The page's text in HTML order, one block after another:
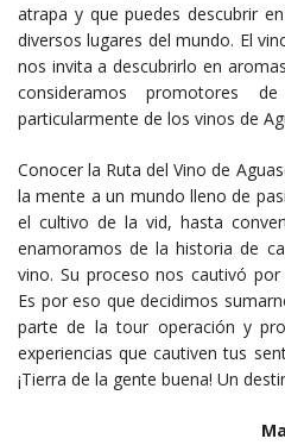
atrapa y que puedes descubrir
diversos lugares del mundo. El
nos invita a descubrirlo en
consideramos promotores
particularmente de los vinos de
Conocer la Ruta del Vino de
la mente a un mundo lleno de
el cultivo de la vid, hasta
enamoramos de la historia de
vino. Su proceso nos cautivó
Es por eso que decidimos
parte de la tour operación y
experiencias que cautiven tus
¡Tierra de la gente buena! Un